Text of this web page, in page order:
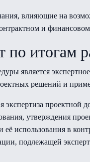
влияющие на
и
по итогам
является
решений и
экспертиза проектной
утверждения
и её использования в
подлежащей